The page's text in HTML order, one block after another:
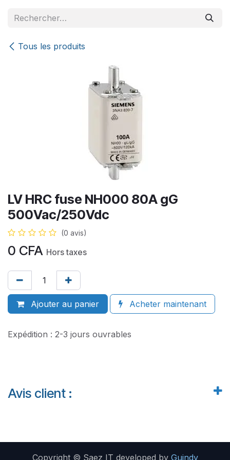
Tous les produits
LV HRC fuse NH000 80A gG
500Vac/250Vdc
(0 avis)
0 CFA Hors taxes
Ajouter au panier Acheter maintenant
Expédition : 2-3 jours ouvrables
Avis client :
Copyright © Saez IT developed by Guindy